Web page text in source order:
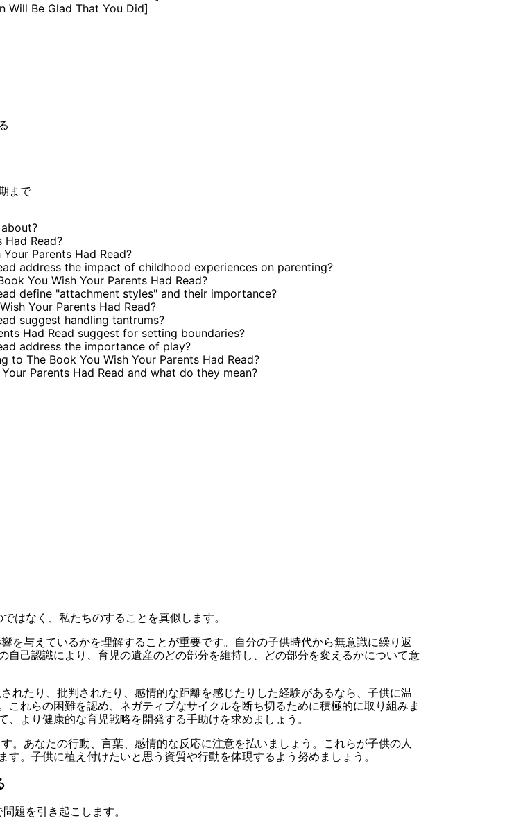
Will Be Glad That You Did]
まで
Had Read?
Parents Had Read?
address the impact of childhood experiences on parenting?
You Wish Your Parents Had Read?
define "attachment styles" and their importance?
Your Parents Had Read?
suggest handling tantrums?
Had Read suggest for setting boundaries?
address the importance of play?
The Book You Wish Your Parents Had Read?
Parents Had Read and what do they mean?
はなく、私たちのすることを真似します。
を与えているかを理解することが重要です。自分の子供時代から無意識に繰り返
己認識により、育児の遺産のどの部分を維持し、どの部分を変えるかについて意
れたり、批判されたり、感情的な距離を感じたりした経験があるなら、子供に温
れらの困難を認め、ネガティブなサイクルを断ち切るために積極的に取り組みま
より健康的な育児戦略を開発する手助けを求めましょう。
。あなたの行動、言葉、感情的な反応に注意を払いましょう。これらが子供の人
。子供に植え付けたいと思う資質や行動を体現するよう努めましょう。
題を引き起こします。